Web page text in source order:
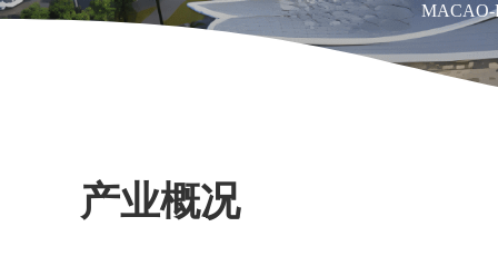
MACAO-
产业概况